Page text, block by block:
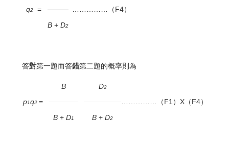
q2 =
B + D2
……………（F4）
答對第一題而答錯第二題的概率則為
p1q2 =
B
B + D1
D2
B + D2
……………（F1）X（F4）